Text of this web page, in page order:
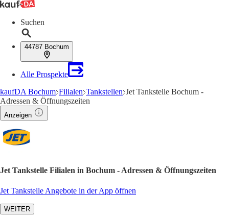
Suchen
44787 Bochum
Alle Prospekte
kaufDA Bochum Filialen Tankstellen Jet Tankstelle Bochum -
Adressen & Öffnungszeiten
Anzeigen
Jet Tankstelle Filialen in Bochum - Adressen & Öffnungszeiten
Jet Tankstelle Angebote in der App öffnen
WEITER